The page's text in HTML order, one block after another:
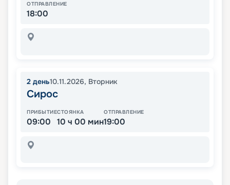
ОТПРАВЛЕНИЕ
18:00
2 день10.11.2026, Вторник
Сирос
ПРИБЫТИЕ
09:00
СТОЯНКА
10 ч 00 мин
ОТПРАВЛЕНИЕ
19:00